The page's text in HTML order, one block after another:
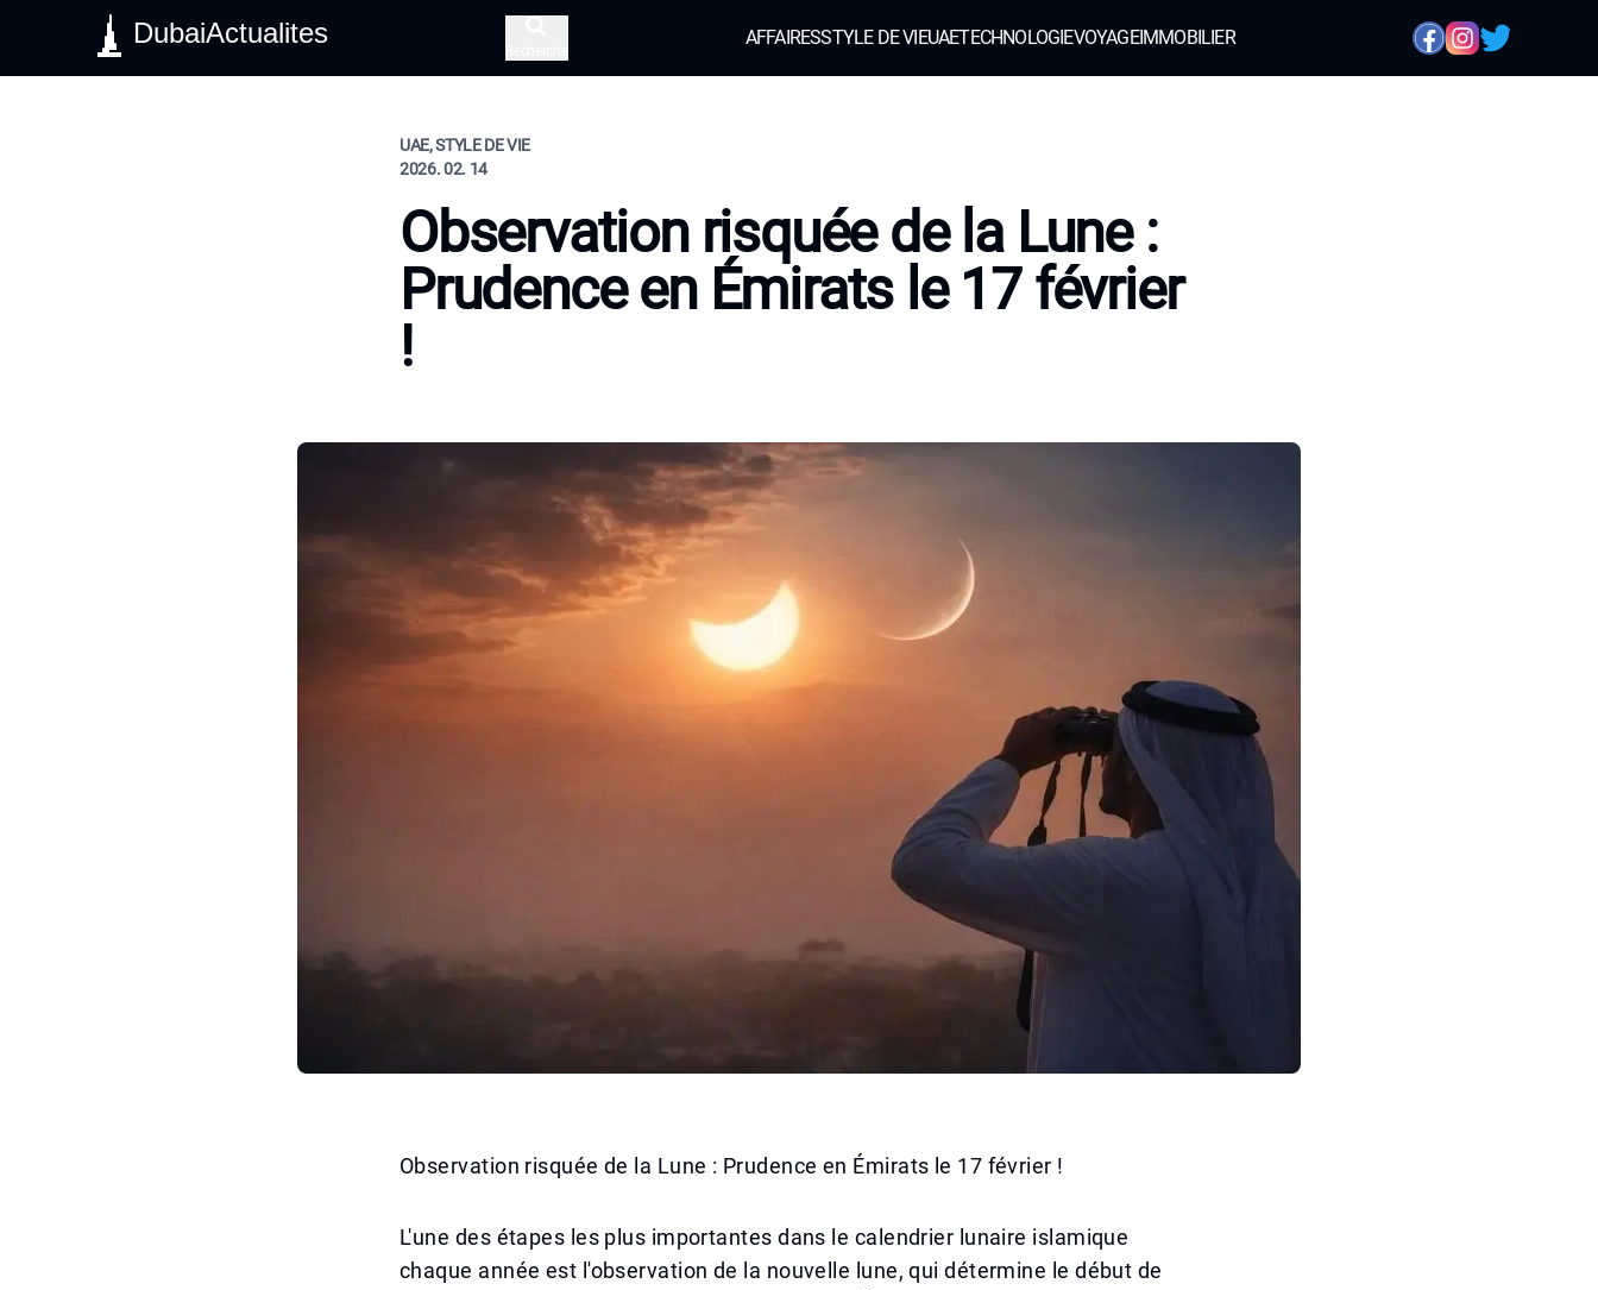
DubaiActualites AFFAIRESSTYLE DE VIEUAETECHNOLOGIEVOYAGEIMMOBILIER
UAE, STYLE DE VIE
2026. 02. 14
Observation risquée de la Lune :
Prudence en Émirats le 17 février
!
Observation risquée de la Lune : Prudence en Émirats le 17 février !
L'une des étapes les plus importantes dans le calendrier lunaire islamique
chaque année est l'observation de la nouvelle lune, qui détermine le début de